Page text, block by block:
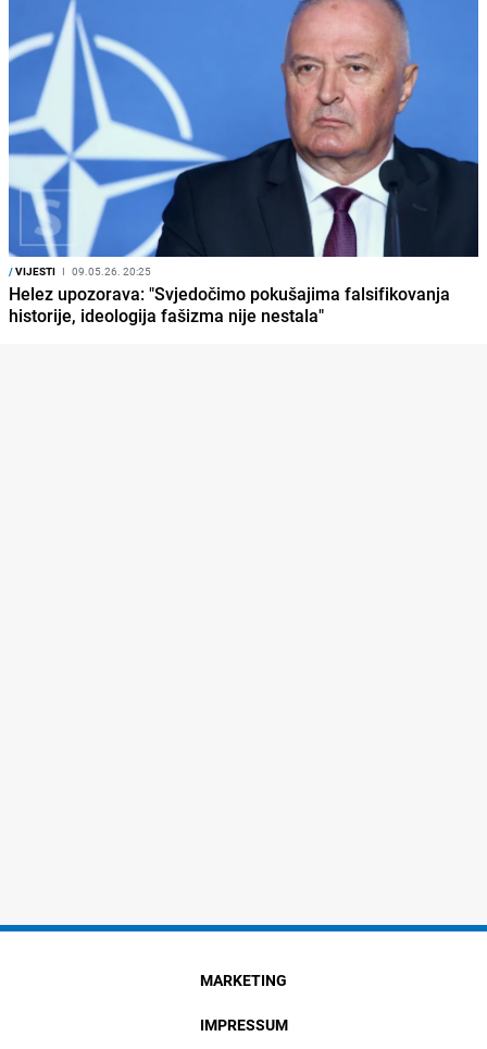
/VIJESTI I 09.05.26. 20:25
Helez upozorava: "Svjedočimo pokušajima falsifikovanja
historije, ideologija fašizma nije nestala"
MARKETING
IMPRESSUM